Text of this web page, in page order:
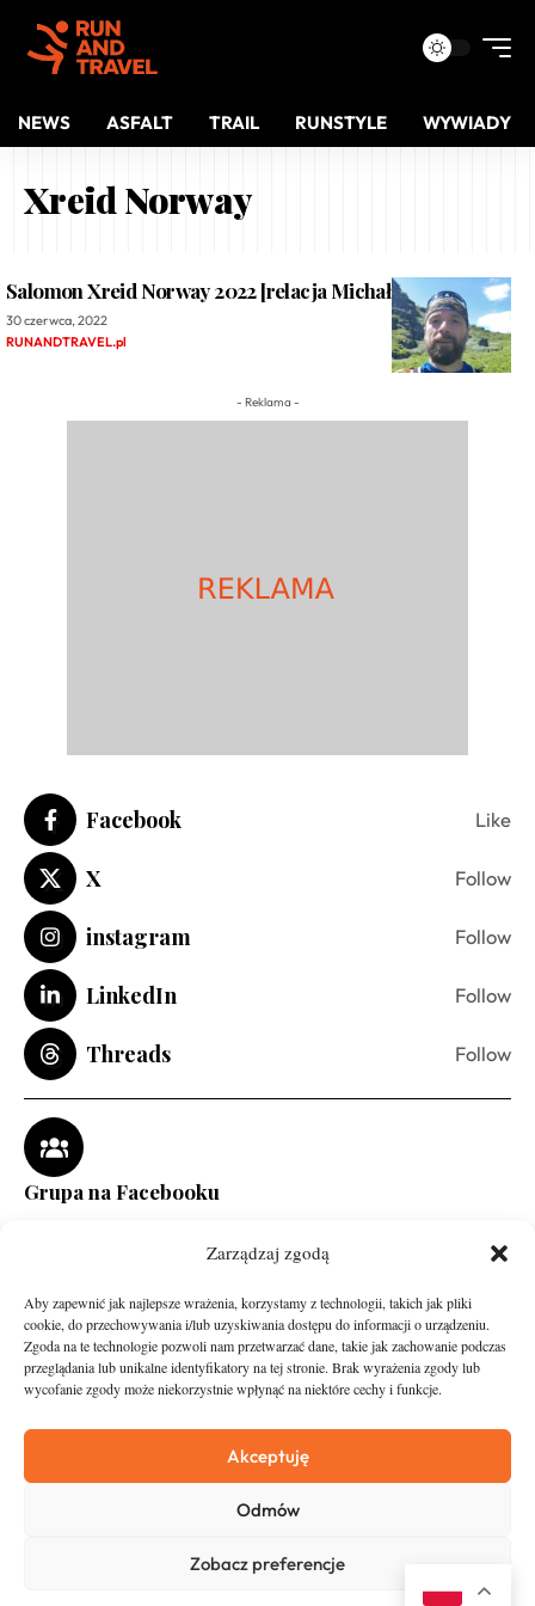
Zarządzaj zgodą
Aby zapewnić jak najlepsze wrażenia, korzystamy z technologii, takich jak pliki
cookie, do przechowywania i/lub uzyskiwania dostępu do informacji o urządzeniu.
Zgoda na te technologie pozwoli nam przetwarzać dane, takie jak zachowanie podczas
przeglądania lub unikalne identyfikatory na tej stronie. Brak wyrażenia zgody lub
wycofanie zgody może niekorzystnie wpłynąć na niektóre cechy i funkcje.
Akceptuję
Odmów
Zobacz preferencje
NEWS ASFALT TRAIL RUNSTYLE WYWIADY
Xreid Norway
Salomon Xreid Norway 2022 [relacja Michała Drozda]
30 czerwca, 2022
RUNANDTRAVEL.pl
- Reklama -
Facebook Like
X Follow
instagram Follow
LinkedIn Follow
Threads Follow
Grupa na Facebooku
Asfalt
O nas
Zostań Patronem
Kontakt